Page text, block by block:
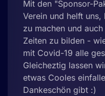
Mit den "Sponsor-
Verein und helft
zu machen und
Zeiten zu bilden -
mit Covid-19 alle
Gleicheztig lassen
etwas Cooles
Dankeschön gibt :)